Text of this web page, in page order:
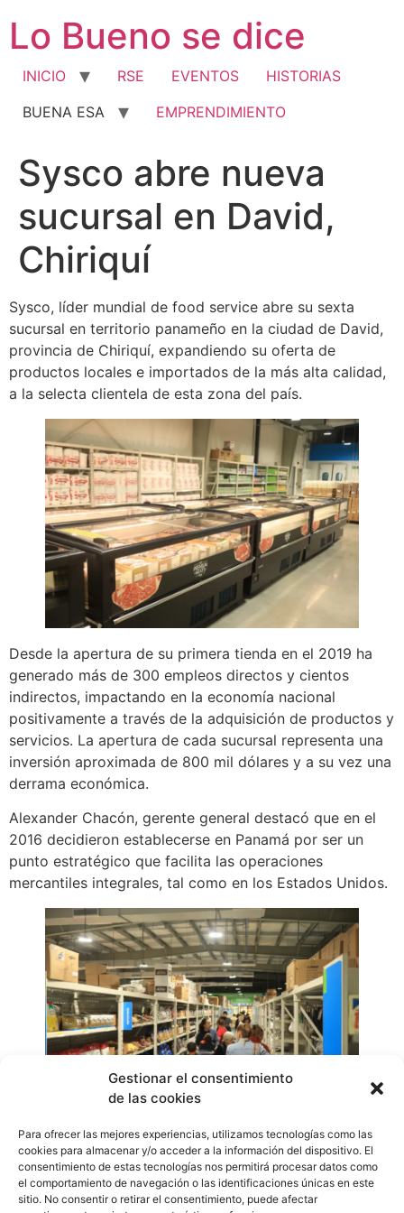
Gestionar el consentimiento
de las cookies
Para ofrecer las mejores experiencias, utilizamos tecnologías como las
cookies para almacenar y/o acceder a la información del dispositivo. El
consentimiento de estas tecnologías nos permitirá procesar datos como
el comportamiento de navegación o las identificaciones únicas en este
sitio. No consentir o retirar el consentimiento, puede afectar
contenido
Lo Bueno se dice
INICIO RSE EVENTOS
HISTORIAS
BUENA ESA
EMPRENDIMIENTO
­­­Sysco abre nueva
sucursal en David,
Chiriquí
Sysco, líder mundial de food service abre su sexta
sucursal en territorio panameño en la ciudad de David,
provincia de Chiriquí, expandiendo su oferta de
productos locales e importados de la más alta calidad,
a la selecta clientela de esta zona del país.
Desde la apertura de su primera tienda en el 2019 ha
generado más de 300 empleos directos y cientos
indirectos, impactando en la economía nacional
positivamente a través de la adquisición de productos y
servicios. La apertura de cada sucursal representa una
inversión aproximada de 800 mil dólares y a su vez una
derrama económica.
Alexander Chacón, gerente general destacó que en el
2016 decidieron establecerse en Panamá por ser un
punto estratégico que facilita las operaciones
mercantiles integrales, tal como en los Estados Unidos.
Sysco Chiriquí, ubicado en la vía interamericana, te
espera con su diversa vitrina culinaria, un diseño
cómodo e innovador y una atención personalizada.